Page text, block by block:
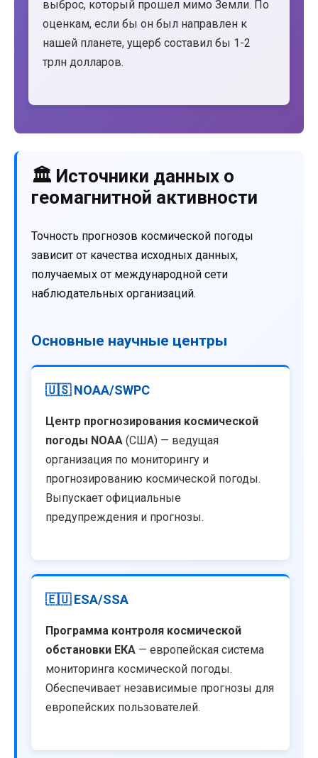
выброс, который прошел мимо Земли. По
оценкам, если бы он был направлен к
нашей планете, ущерб составил бы 1-2
трлн долларов.
🏛️ Источники данных о
геомагнитной активности
Точность прогнозов космической погоды
зависит от качества исходных данных,
получаемых от международной сети
наблюдательных организаций.
Основные научные центры
🇺🇸 NOAA/SWPC
Центр прогнозирования космической
погоды NOAA (США) — ведущая
организация по мониторингу и
прогнозированию космической погоды.
Выпускает официальные
предупреждения и прогнозы.
🇪🇺 ESA/SSA
Программа контроля космической
обстановки ЕКА — европейская система
мониторинга космической погоды.
Обеспечивает независимые прогнозы для
европейских пользователей.